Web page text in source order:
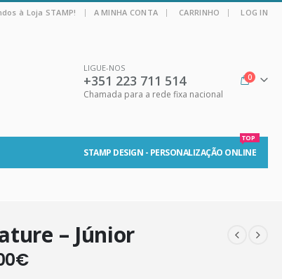
à Loja STAMP! | A MINHA CONTA CARRINHO LOG IN
LIGUE-NOS
+351 223 711 514
Chamada para a rede fixa nacional
0
STAMP DESIGN - PERSONALIZAÇÃO ONLINE
TOP
– Júnior
€